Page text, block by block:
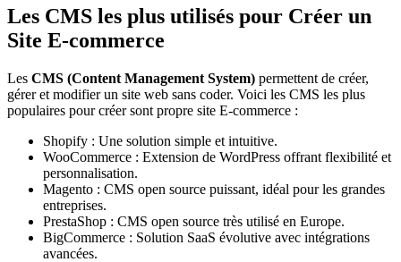
Les CMS les plus utilisés pour Créer un
Site E-commerce
Les CMS (Content Management System) permettent de créer,
gérer et modifier un site web sans coder. Voici les CMS les plus
populaires pour créer sont propre site E-commerce :
Shopify : Une solution simple et intuitive.
WooCommerce : Extension de WordPress offrant flexibilité et
personnalisation.
Magento : CMS open source puissant, idéal pour les grandes
entreprises.
PrestaShop : CMS open source très utilisé en Europe.
BigCommerce : Solution SaaS évolutive avec intégrations
avancées.